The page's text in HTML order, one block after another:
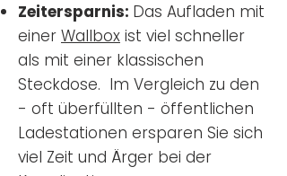
Zeitersparnis: Das Aufladen mit
einer Wallbox ist viel schneller
als mit einer klassischen
Steckdose. Im Vergleich zu den
- oft überfüllten - öffentlichen
Ladestationen ersparen Sie sich
viel Zeit und Ärger bei der